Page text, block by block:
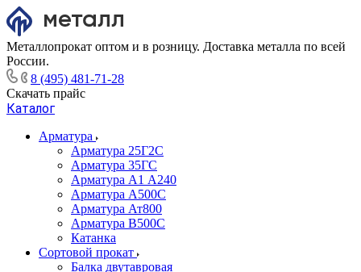
Металлопрокат оптом и в розницу. Доставка металла по всей
России.
8 (495) 481-71-28
Скачать прайс
Каталог
Арматура
Арматура 25Г2С
Арматура 35ГС
Арматура А1 А240
Арматура А500С
Арматура Ат800
Арматура В500С
Катанка
Сортовой прокат
Балка двутавровая